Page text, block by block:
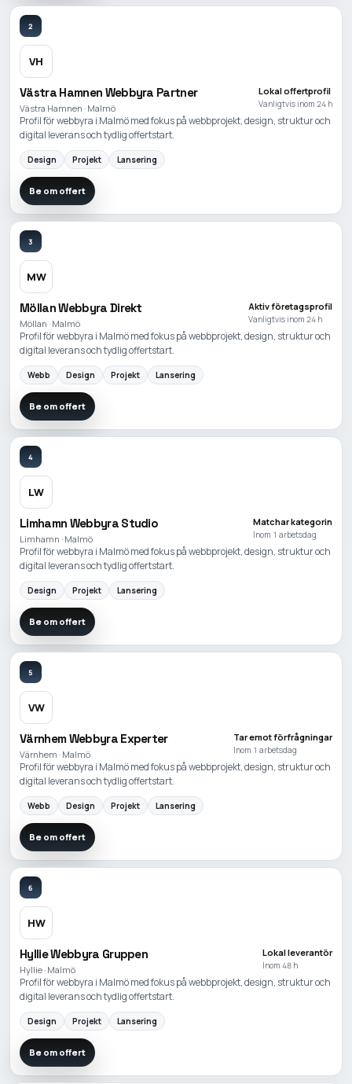
2
VH
Västra Hamnen Webbyra Partner
Västra Hamnen · Malmö
Lokal offertprofil
Vanligtvis inom 24 h
Profil för webbyra i Malmö med fokus på webbprojekt, design, struktur och
digital leverans och tydlig offertstart.
Design Projekt Lansering
Be om offert
3
MW
Möllan Webbyra Direkt
Möllan · Malmö
Aktiv företagsprofil
Vanligtvis inom 24 h
Profil för webbyra i Malmö med fokus på webbprojekt, design, struktur och
digital leverans och tydlig offertstart.
Webb Design Projekt Lansering
Be om offert
4
LW
Limhamn Webbyra Studio
Limhamn · Malmö
Matchar kategorin
Inom 1 arbetsdag
Profil för webbyra i Malmö med fokus på webbprojekt, design, struktur och
digital leverans och tydlig offertstart.
Design Projekt Lansering
Be om offert
5
VW
Värnhem Webbyra Experter
Värnhem · Malmö
Tar emot förfrågningar
Inom 1 arbetsdag
Profil för webbyra i Malmö med fokus på webbprojekt, design, struktur och
digital leverans och tydlig offertstart.
Webb Design Projekt Lansering
Be om offert
6
HW
Hyllie Webbyra Gruppen
Hyllie · Malmö
Lokal leverantör
Inom 48 h
Profil för webbyra i Malmö med fokus på webbprojekt, design, struktur och
digital leverans och tydlig offertstart.
Design Projekt Lansering
Be om offert